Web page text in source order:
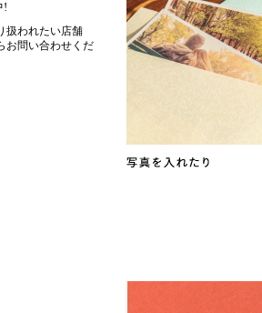
!
扱われたい店舗
お問い合わせくだ